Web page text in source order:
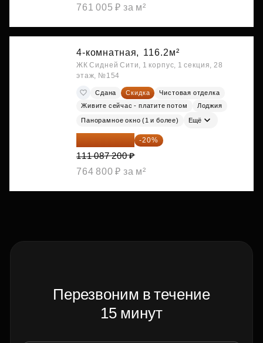
761 005 ₽ за м²
4-комнатная, 116.2м²
ЖК Сидней Сити, 1 корпус, 1 секция, 28
этаж, №154
Сдана Скидка
Чистовая отделка
Живите сейчас - платите потом
Лоджия
Панорамное окно (1 и более) Ещё
88 869 760 ₽ -20%
111 087 200 ₽
764 800 ₽ за м²
Перезвоним в течение
15 минут